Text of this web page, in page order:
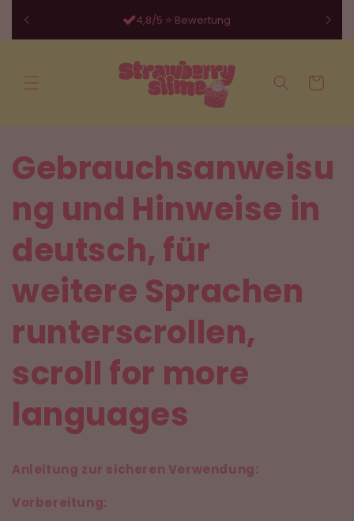
zum
4,8/5 ⭐ Bewertung
Warenkorb
Gebrauchsanweisu
ng und Hinweise in
deutsch, für
weitere Sprachen
runterscrollen,
scroll for more
languages
Anleitung zur sicheren Verwendung:
Vorbereitung: